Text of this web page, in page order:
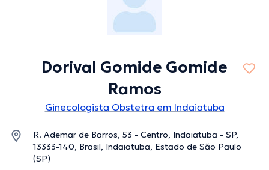
Dorival Gomide Gomide
Ramos
Ginecologista Obstetra em Indaiatuba
R. Ademar de Barros, 53 - Centro, Indaiatuba - SP,
13333-140, Brasil, Indaiatuba, Estado de São Paulo
(SP)